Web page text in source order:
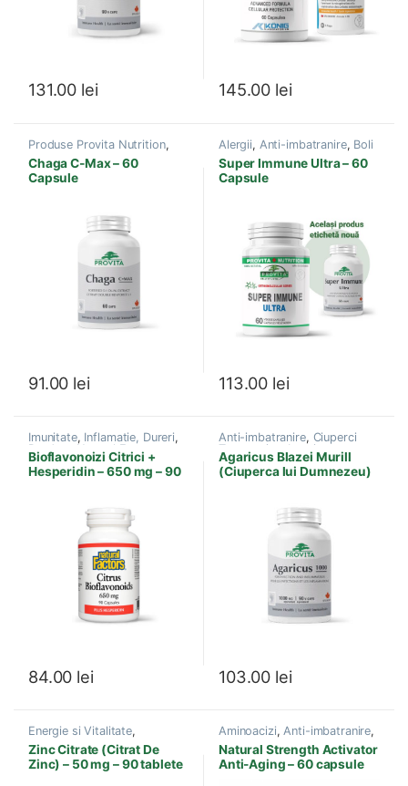
131.00 lei 145.00 lei
Produse Provita Nutrition,
Ciuperci Terapeutice
Imunitate
Chaga C-Max – 60
Capsule
91.00 lei
Alergii, Anti-imbatranire, Boli
Venerice
,Imunitate,
Infectii cu Virusi-Bacterii ,
Produse Provita Nutrition
Super Immune Ultra – 60
Capsule
113.00 lei
Imunitate, Inflamatie, Dureri,
Produse Natural Factors
Sistem imunitar
Bioflavonoizi Citrici +
Hesperidin – 650 mg – 90
84.00 lei
Anti-imbatranire, Ciuperci
Terapeutice,Imunitate
Produse Provita Nutrition
Agaricus Blazei Murill
(Ciuperca lui Dumnezeu)
103.00 lei
Energie si Vitalitate,
Imunitate
Produse Prairie
Naturals,Prostata,Sanatate
celulara,Tiroida, Vitamine si
Zinc Citrate (Citrat De
Zinc) – 50 mg – 90 tablete
Aminoacizi,Anti-imbatranire,
Boli Cardiovasculare,
Energie
si Vitalitate,Imunitate,
Produse Provita Nutrition,
Natural Strength Activator
Anti-Aging – 60 capsule